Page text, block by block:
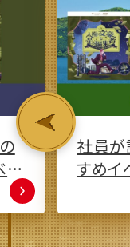
【なな
験記
山口ゆ
行って